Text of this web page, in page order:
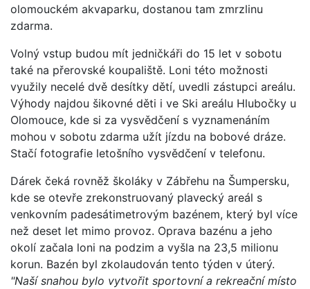
olomouckém akvaparku, dostanou tam zmrzlinu
zdarma.
Volný vstup budou mít jedničkáři do 15 let v sobotu
také na přerovské koupaliště. Loni této možnosti
využily necelé dvě desítky dětí, uvedli zástupci areálu.
Výhody najdou šikovné děti i ve Ski areálu Hlubočky u
Olomouce, kde si za vysvědčení s vyznamenáním
mohou v sobotu zdarma užít jízdu na bobové dráze.
Stačí fotografie letošního vysvědčení v telefonu.
Dárek čeká rovněž školáky v Zábřehu na Šumpersku,
kde se otevře zrekonstruovaný plavecký areál s
venkovním padesátimetrovým bazénem, který byl více
než deset let mimo provoz. Oprava bazénu a jeho
okolí začala loni na podzim a vyšla na 23,5 milionu
korun. Bazén byl zkolaudován tento týden v úterý.
"Naší snahou bylo vytvořit sportovní a rekreační místo